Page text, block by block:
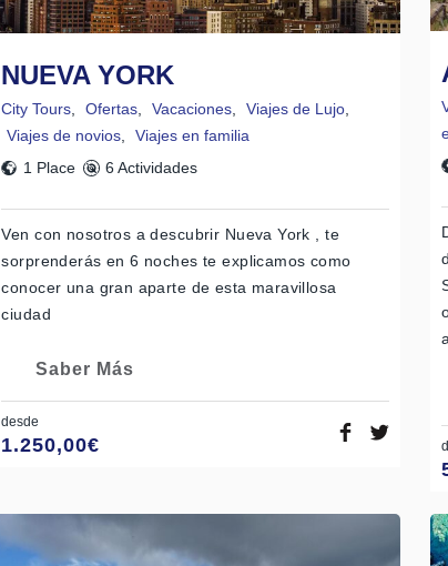
NUEVA YORK
City Tours Ofertas Vacaciones Viajes de Lujo
Viajes de novios
Viajes en familia
1 Place
6 Actividades
Ven con nosotros a descubrir Nueva York , te
sorprenderás en 6 noches te explicamos como
conocer una gran aparte de esta maravillosa
ciudad
Saber Más
desde
1.250,00€